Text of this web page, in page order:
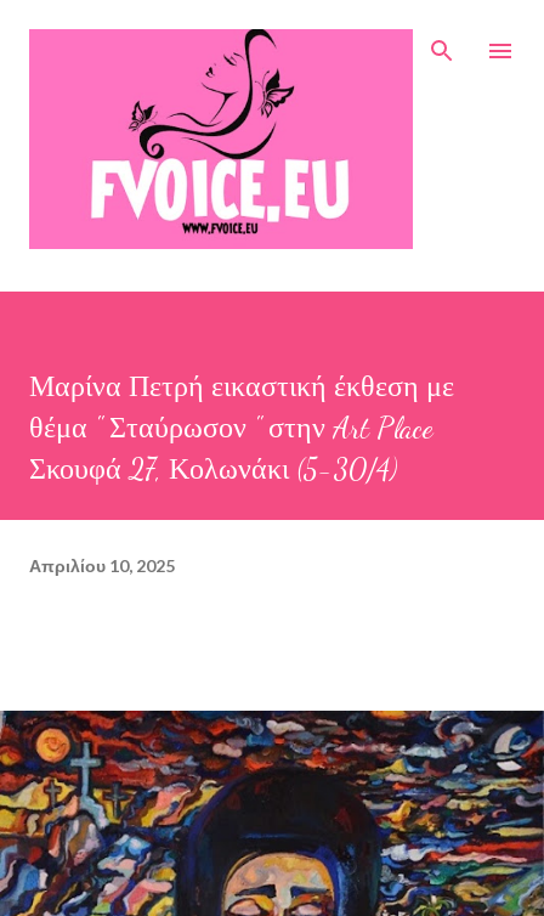
Μετάβαση στο κύριο περιεχόμενο
Μαρίνα Πετρή εικαστική έκθεση με
θέμα " Σταύρωσον " στην Art Place
Σκουφά 27, Κολωνάκι (5-30/4)
Απριλίου 10, 2025